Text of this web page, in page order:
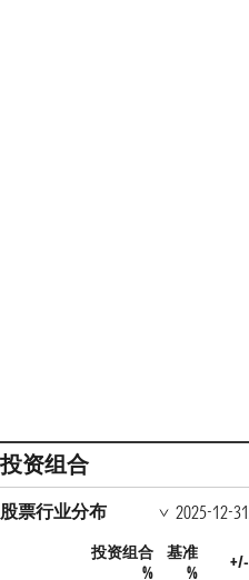
投资组合
股票行业分布 2025-12-31
投资组合
%
基准
%
+/-